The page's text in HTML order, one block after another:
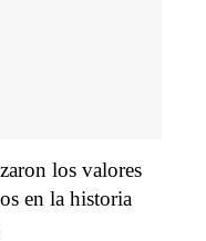
los valores
en la historia